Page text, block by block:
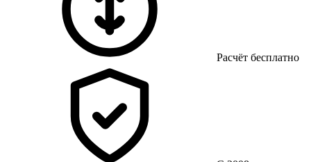
Расчёт бесплатно